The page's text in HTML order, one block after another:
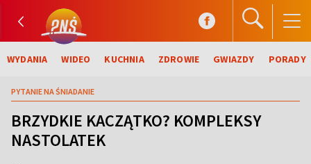
WYDANIA WIDEO KUCHNIA ZDROWIE GWIAZDY PORADY
PYTANIE NA ŚNIADANIE
BRZYDKIE KACZĄTKO? KOMPLEKSY
NASTOLATEK